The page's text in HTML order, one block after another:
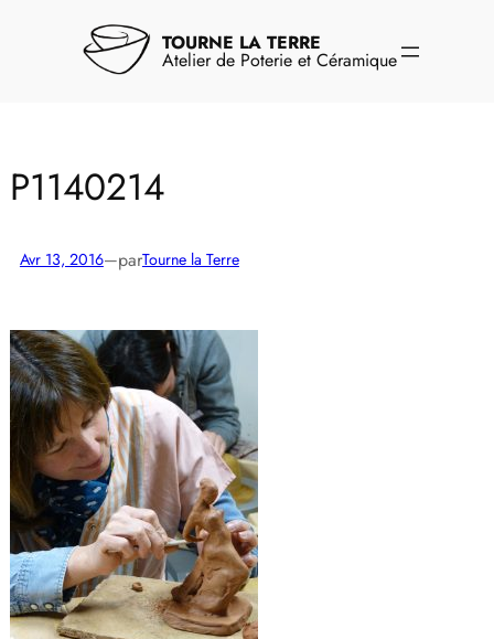
TOURNE LA TERRE
Atelier de Poterie et Céramique
P1140214
Avr 13, 2016—parTourne la Terre